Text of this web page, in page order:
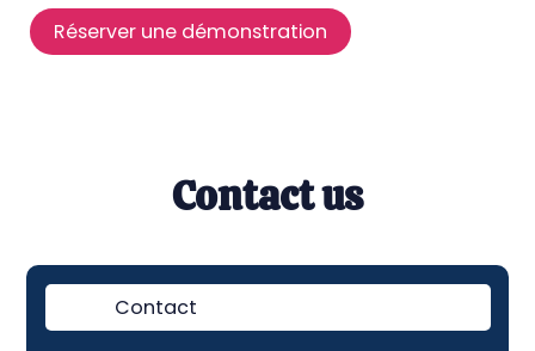
Réserver une démonstration
Contact us
Contact